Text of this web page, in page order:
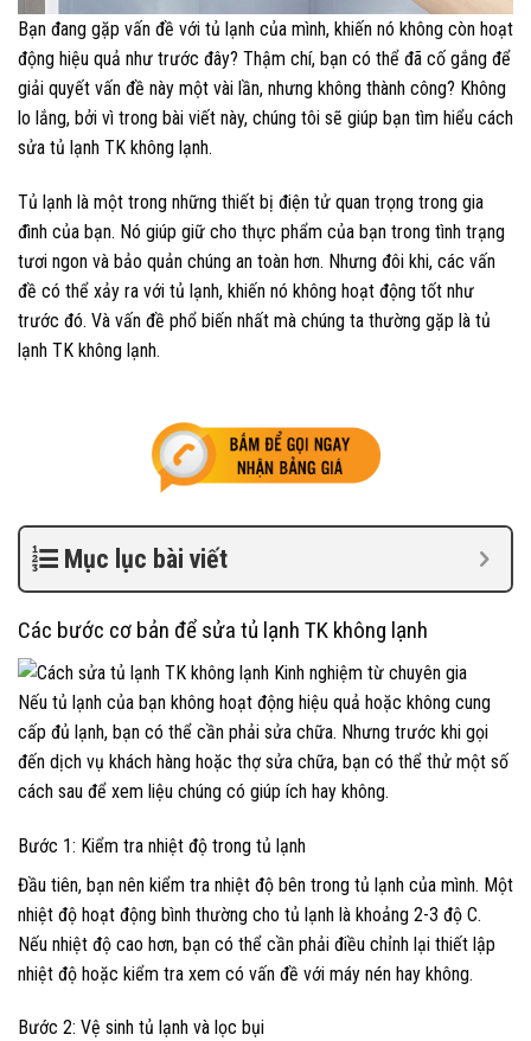
Bạn đang gặp vấn đề với tủ lạnh của mình, khiến nó không còn hoạt
động hiệu quả như trước đây? Thậm chí, bạn có thể đã cố gắng để
giải quyết vấn đề này một vài lần, nhưng không thành công? Không
lo lắng, bởi vì trong bài viết này, chúng tôi sẽ giúp bạn tìm hiểu cách
sửa tủ lạnh TK không lạnh.
Tủ lạnh là một trong những thiết bị điện tử quan trọng trong gia
đình của bạn. Nó giúp giữ cho thực phẩm của bạn trong tình trạng
tươi ngon và bảo quản chúng an toàn hơn. Nhưng đôi khi, các vấn
đề có thể xảy ra với tủ lạnh, khiến nó không hoạt động tốt như
trước đó. Và vấn đề phổ biến nhất mà chúng ta thường gặp là tủ
lạnh TK không lạnh.
Mục lục bài viết
Các bước cơ bản để sửa tủ lạnh TK không lạnh
Nếu tủ lạnh của bạn không hoạt động hiệu quả hoặc không cung
cấp đủ lạnh, bạn có thể cần phải sửa chữa. Nhưng trước khi gọi
đến dịch vụ khách hàng hoặc thợ sửa chữa, bạn có thể thử một số
cách sau để xem liệu chúng có giúp ích hay không.
Bước 1: Kiểm tra nhiệt độ trong tủ lạnh
Đầu tiên, bạn nên kiểm tra nhiệt độ bên trong tủ lạnh của mình. Một
nhiệt độ hoạt động bình thường cho tủ lạnh là khoảng 2-3 độ C.
Nếu nhiệt độ cao hơn, bạn có thể cần phải điều chỉnh lại thiết lập
nhiệt độ hoặc kiểm tra xem có vấn đề với máy nén hay không.
Bước 2: Vệ sinh tủ lạnh và lọc bụi